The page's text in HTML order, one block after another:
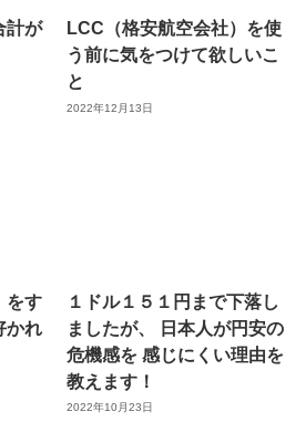
計が
LCC（格安航空会社）を使
う前に気をつけて欲しいこ
と
2022年12月13日
をす
かれ
１ドル１５１円まで下落し
ましたが、 日本人が円安の
危機感を 感じにくい理由を
教えます！
2022年10月23日